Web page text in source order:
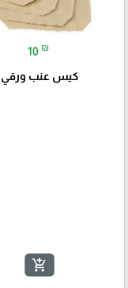
10 ₪
كيس عنب ورقي
add_shopping_cart